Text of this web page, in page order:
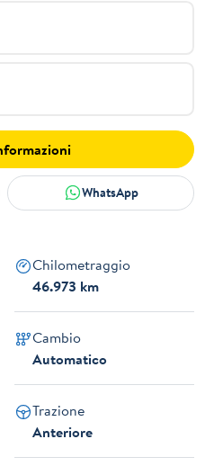
WhatsApp
Chilometraggio
46.973 km
Cambio
Automatico
Trazione
Anteriore